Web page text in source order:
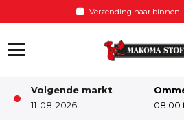
Verzending naar
Volgende markt
11-08-2026
08:00